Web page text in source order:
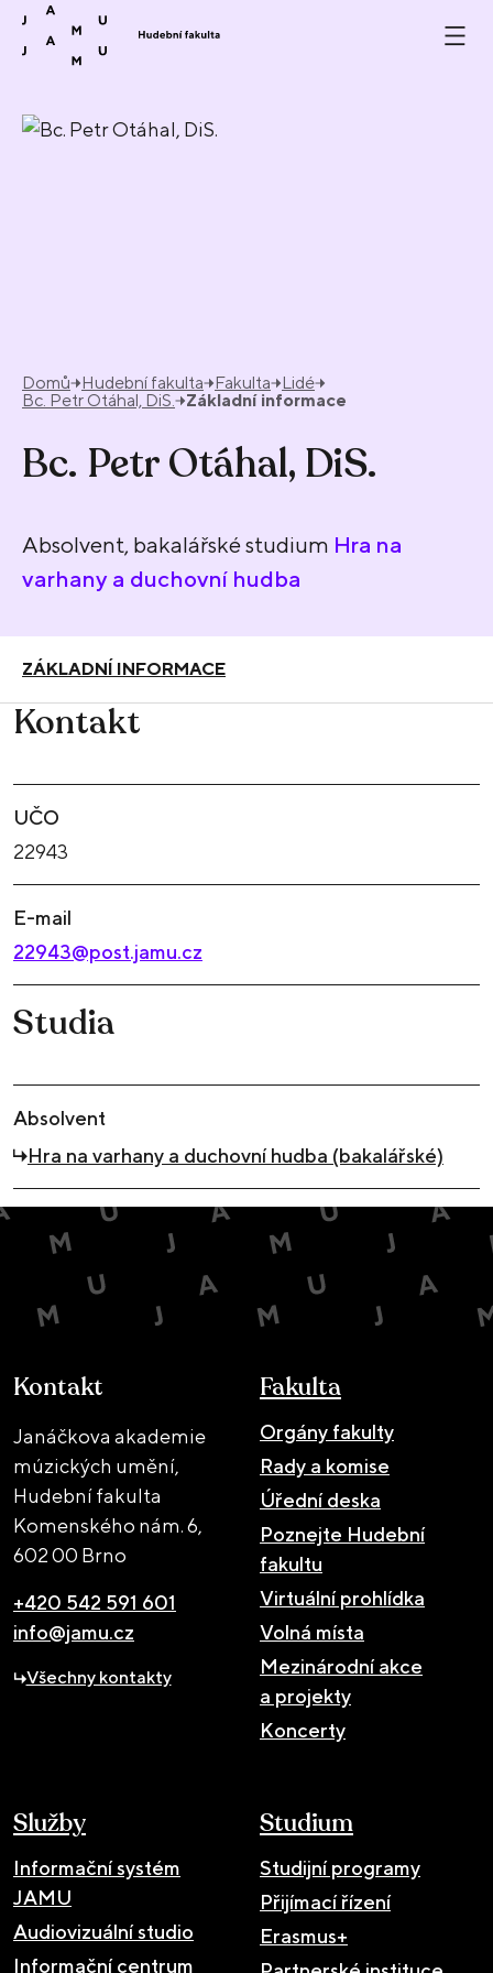
Přeskočit na obsah
Domů Hudební fakulta Fakulta
Lidé
Bc. Petr Otáhal, DiS.
Základní informace
Bc. Petr Otáhal, DiS.
Absolvent, bakalářské studium Hra na
varhany a duchovní hudba
ZÁKLADNÍ INFORMACE
Kontakt
UČO
22943
E-mail
22943@post.jamu.cz
Studia
Absolvent
Hra na varhany a duchovní hudba (bakalářské)
Kontakt
Janáčkova akademie
múzických umění,
Hudební fakulta
Komenského nám. 6,
602 00 Brno
+420 542 591 601
info@jamu.cz
Všechny kontakty
Fakulta
Orgány fakulty
Rady a komise
Úřední deska
Poznejte Hudební
fakultu
Virtuální prohlídka
Volná místa
Mezinárodní akce
a projekty
Koncerty
Služby
Informační systém
JAMU
Audiovizuální studio
Informační centrum
Studium
Studijní programy
Přijímací řízení
Erasmus+